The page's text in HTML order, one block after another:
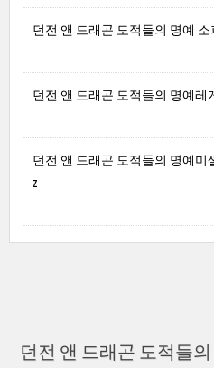
던전 앤 드래곤 도적들의 명예 소
던전 앤 드래곤 도적들의 명예레
던전 앤 드래곤 도적들의 명예미
z
던전 앤 드래곤 도적들